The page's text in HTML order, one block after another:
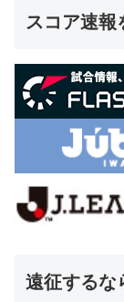
スコア速報
遠征するな